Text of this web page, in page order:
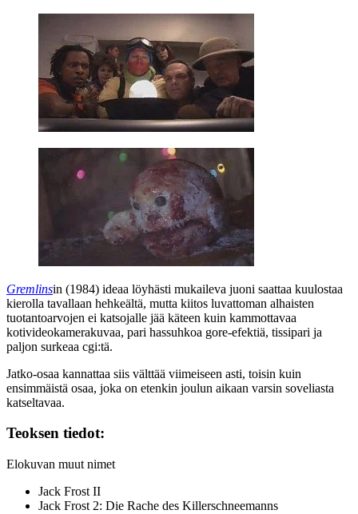
Gremlinsin (1984) ideaa löyhästi mukaileva juoni saattaa kuulostaa
kierolla tavallaan hehkeältä, mutta kiitos luvattoman alhaisten
tuotantoarvojen ei katsojalle jää käteen kuin kammottavaa
kotivideokamerakuvaa, pari hassuhkoa gore-efektiä, tissipari ja
paljon surkeaa cgi:tä.
Jatko-osaa kannattaa siis välttää viimeiseen asti, toisin kuin
ensimmäistä osaa, joka on etenkin joulun aikaan varsin soveliasta
katseltavaa.
Teoksen tiedot:
Elokuvan muut nimet
Jack Frost II
Jack Frost 2: Die Rache des Killerschneemanns